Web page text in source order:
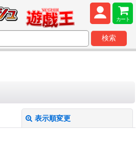
カート
検索
表示順変更